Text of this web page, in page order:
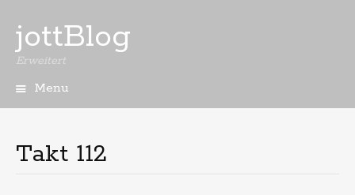
jottBlog
Erweitert
Menu
Takt 112